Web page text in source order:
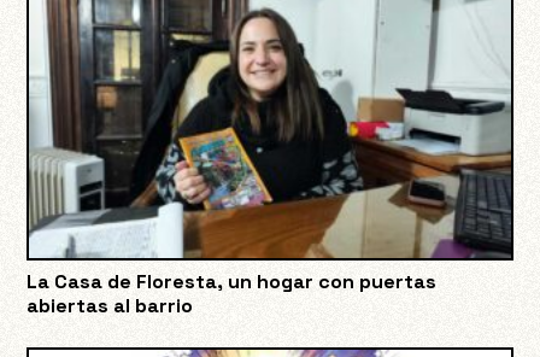
La Casa de Floresta, un hogar con puertas
abiertas al barrio